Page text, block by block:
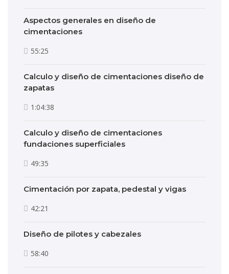
Aspectos generales en diseño de
cimentaciones
55:25
Calculo y diseño de cimentaciones diseño de
zapatas
1:04:38
Calculo y diseño de cimentaciones
fundaciones superficiales
49:35
Cimentación por zapata, pedestal y vigas
42:21
Diseño de pilotes y cabezales
58:40